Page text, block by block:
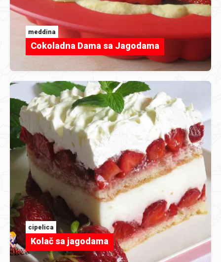
meddina
Cokoladna Dama sa Jagodama
cipelica
Kolač sa jagodama